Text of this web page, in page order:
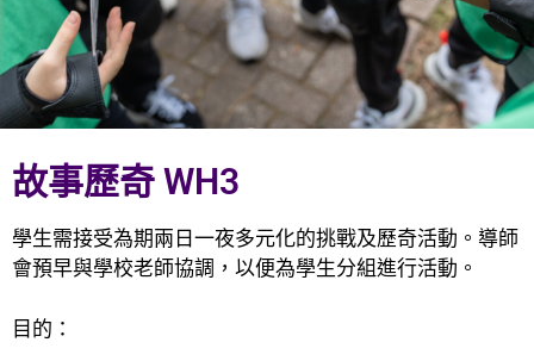
故事歷奇 WH3
學生需接受為期兩日一夜多元化的挑戰及歷奇活動。導師
會預早與學校老師協調，以便為學生分組進行活動。
目的：